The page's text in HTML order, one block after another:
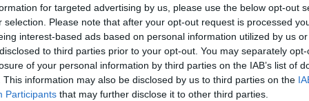
for targeted advertising by us, please use the below opt-out
selection. Please note that after your opt-out request is processed
interest-based ads based on personal information utilized by us
to third parties prior to your opt-out. You may separately
of your personal information by third parties on the IAB’s list of
This information may also be disclosed by us to third parties on the
Participants that may further disclose it to other third parties.
2020-02-25 17:14
gräslök.
2020-02-26 11:04
Glömt ditt lösenord?
Få ny aktiveringslänk
Betapet är gratis!